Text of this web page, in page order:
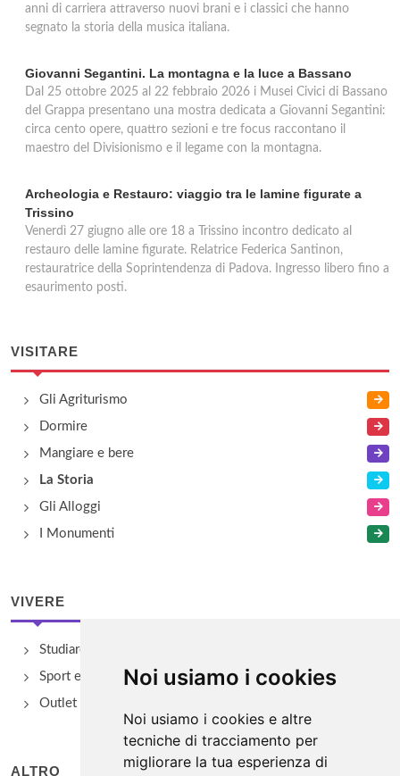
Noi usiamo i cookies
Noi usiamo i cookies e altre
tecniche di tracciamento per
migliorare la tua esperienza di
anni di carriera attraverso nuovi brani e i classici che hanno
segnato la storia della musica italiana.
Giovanni Segantini. La montagna e la luce a Bassano
Dal 25 ottobre 2025 al 22 febbraio 2026 i Musei Civici di Bassano
del Grappa presentano una mostra dedicata a Giovanni Segantini:
circa cento opere, quattro sezioni e tre focus raccontano il
maestro del Divisionismo e il legame con la montagna.
Archeologia e Restauro: viaggio tra le lamine figurate a
Trissino
Venerdì 27 giugno alle ore 18 a Trissino incontro dedicato al
restauro delle lamine figurate. Relatrice Federica Santinon,
restauratrice della Soprintendenza di Padova. Ingresso libero fino a
esaurimento posti.
VISITARE
Gli Agriturismo
Dormire
Mangiare e bere
La Storia
Gli Alloggi
I Monumenti
VIVERE
Studiare
Sport e Benessere
Outlet e spacci aziendali
ALTRO